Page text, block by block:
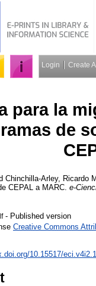
Login Create
para la
de
Chinchilla-Arley, Ricardo
CEPAL a MARC. e-
- Published version
Creative Commons
10.15517/